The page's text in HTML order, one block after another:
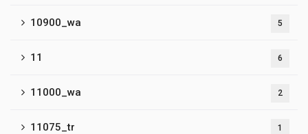
10900_wa 5
11 6
11000_wa 2
11075_tr 1